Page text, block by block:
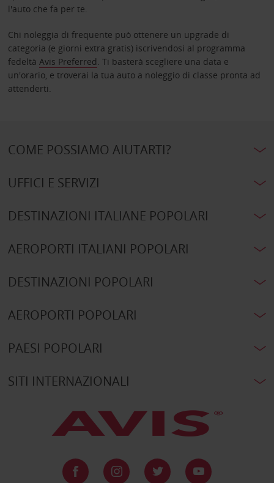
l'auto che fa per te.
Chi noleggia di frequente può ottenere un upgrade di
categoria (e giorni extra gratis) iscrivendosi al programma
fedeltà Avis Preferred. Ti basterà scegliere una data e
un'orario, e troverai la tua auto a noleggio di classe pronta ad
attenderti.
COME POSSIAMO AIUTARTI?
UFFICI E SERVIZI
DESTINAZIONI ITALIANE POPOLARI
AEROPORTI ITALIANI POPOLARI
DESTINAZIONI POPOLARI
AEROPORTI POPOLARI
PAESI POPOLARI
SITI INTERNAZIONALI